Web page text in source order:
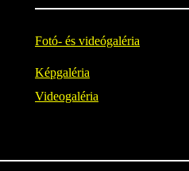
Fotó- és videógaléria
Képgaléria
Videogaléria